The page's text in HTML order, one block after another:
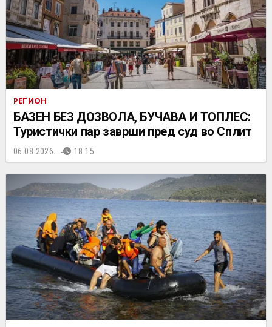
РЕГИОН
БАЗЕН БЕЗ ДОЗВОЛА, БУЧАВА И ТОПЛЕС:
Туристички пар заврши пред суд во Сплит
06.08.2026. 18:15